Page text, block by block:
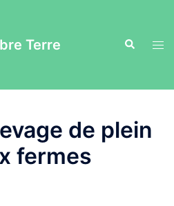
Terre
de plein
fermes